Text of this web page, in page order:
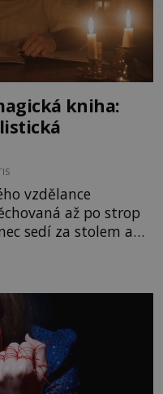
kniha:
vzdělance
až po strop
sedí za stolem a
z nejzáhadnějších
jde o pouhou